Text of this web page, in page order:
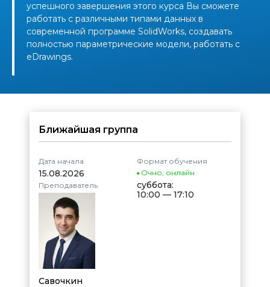
успешного завершения этого курса Вы сможете
работать с различными типами данных в
современной программе SolidWorks, создавать
полностью параметрические модели, работать с
eDrawings.
Ближайшая группа
Дата начала
15.08.2026
Преподаватель
Савочкин
Формат обучения
Очно, онлайн
суббота:
10:00 — 17:10